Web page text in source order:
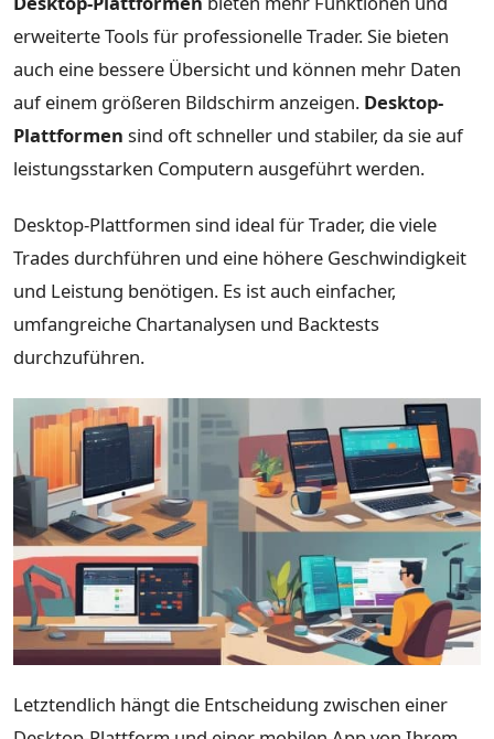
erweiterte Tools für professionelle Trader. Sie bieten
auch eine bessere Übersicht und können mehr Daten
auf einem größeren Bildschirm anzeigen. Desktop-
Plattformen sind oft schneller und stabiler, da sie auf
leistungsstarken Computern ausgeführt werden.
Desktop-Plattformen sind ideal für Trader, die viele
Trades durchführen und eine höhere Geschwindigkeit
und Leistung benötigen. Es ist auch einfacher,
umfangreiche Chartanalysen und Backtests
durchzuführen.
Letztendlich hängt die Entscheidung zwischen einer